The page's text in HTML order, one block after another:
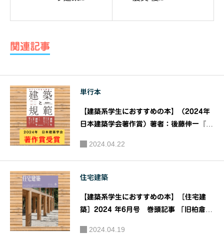
展・プロ
ジェクト
展・特別
対談・特
関連記事
単行本
【建築系学生におすすめの本】（2024年
日本建築学会著作賞）著者：後藤伸一『
行：建築資料研究社
2024.04.22
住宅建築
【建築系学生におすすめの本】［住宅建
築］2024 年6月号 巻頭記事 「旧柏倉家
「設計施工の思考と創造」｜発行：建築資
2024.04.19